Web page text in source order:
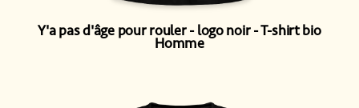
Y'a pas d'âge pour rouler - logo noir T-shirt bio
Homme